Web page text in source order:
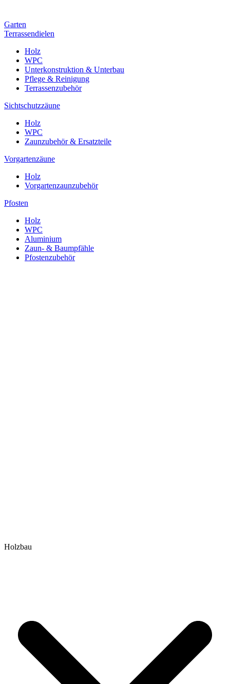
Garten
Terrassendielen
Holz
WPC
Unterkonstruktion & Unterbau
Pflege & Reinigung
Terrassenzubehör
Sichtschutzzäune
Holz
WPC
Zaunzubehör & Ersatzteile
Vorgartenzäune
Holz
Vorgartenzaunzubehör
Pfosten
Holz
WPC
Aluminium
Zaun- & Baumpfähle
Pfostenzubehör
Holzbau